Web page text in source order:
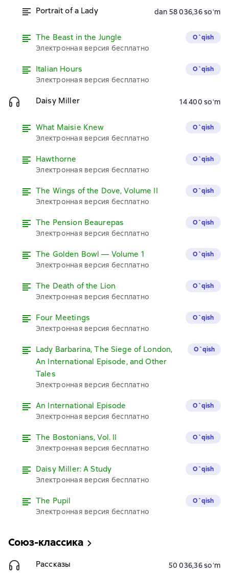
Portrait of a Lady dan 58 036,36 soʻm
The Beast in the Jungle
Электронная версия бесплатно
O`qish
Italian Hours
Электронная версия бесплатно
O`qish
Daisy Miller 14 400 soʻm
What Maisie Knew
Электронная версия бесплатно
O`qish
Hawthorne
Электронная версия бесплатно
O`qish
The Wings of the Dove, Volume II
Электронная версия бесплатно
O`qish
The Pension Beaurepas
Электронная версия бесплатно
O`qish
The Golden Bowl — Volume 1
Электронная версия бесплатно
O`qish
The Death of the Lion
Электронная версия бесплатно
O`qish
Four Meetings
Электронная версия бесплатно
O`qish
Lady Barbarina, The Siege of London,
An International Episode, and Other
Tales
Электронная версия бесплатно
O`qish
An International Episode
Электронная версия бесплатно
O`qish
The Bostonians, Vol. II
Электронная версия бесплатно
O`qish
Daisy Miller: A Study
Электронная версия бесплатно
O`qish
The Pupil
Электронная версия бесплатно
O`qish
Союз-классика
Рассказы 50 036,36 soʻm